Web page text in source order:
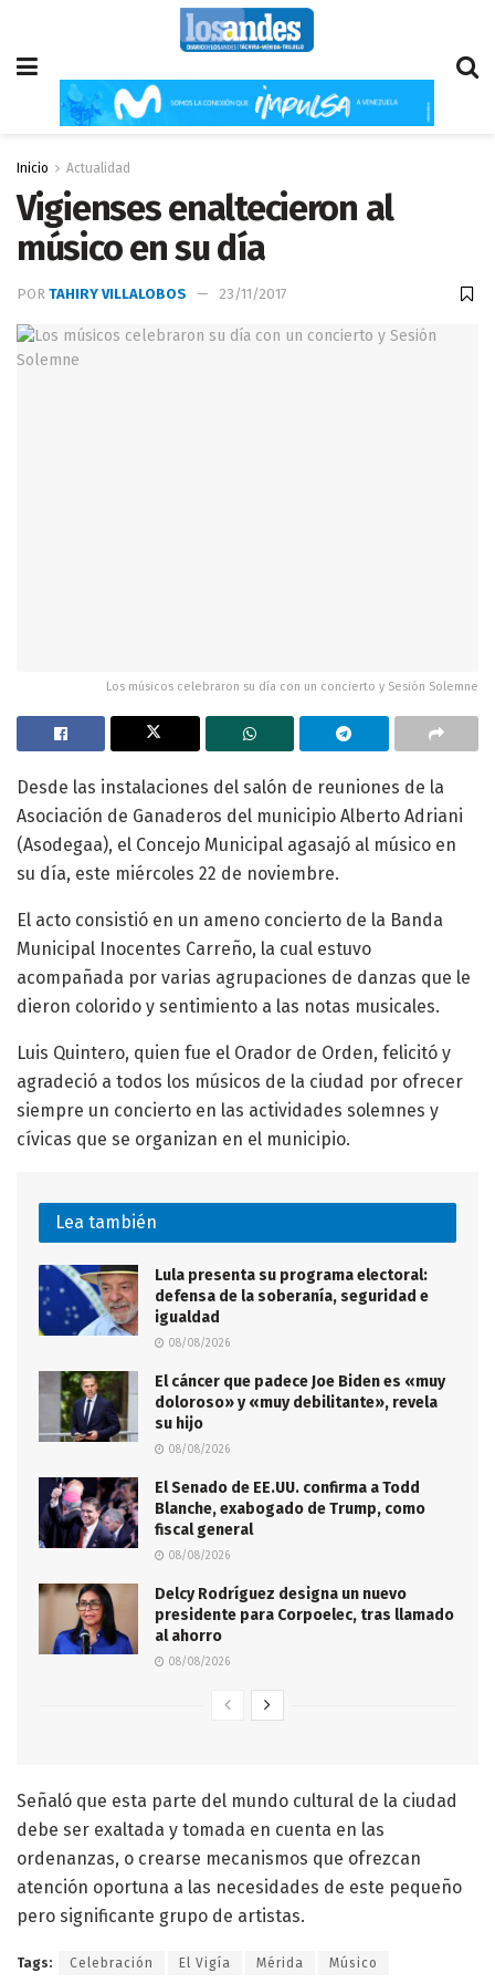
Inicio Actualidad
Vigienses enaltecieron al
músico en su día
POR TAHIRY VILLALOBOS 23/11/2017
Los músicos celebraron su día con un concierto y Sesión Solemne
Desde las instalaciones del salón de reuniones de la
Asociación de Ganaderos del municipio Alberto Adriani
(Asodegaa), el Concejo Municipal agasajó al músico en
su día, este miércoles 22 de noviembre.
El acto consistió en un ameno concierto de la Banda
Municipal Inocentes Carreño, la cual estuvo
acompañada por varias agrupaciones de danzas que le
dieron colorido y sentimiento a las notas musicales.
Luis Quintero, quien fue el Orador de Orden, felicitó y
agradeció a todos los músicos de la ciudad por ofrecer
siempre un concierto en las actividades solemnes y
cívicas que se organizan en el municipio.
Lea también
Lula presenta su programa electoral:
defensa de la soberanía, seguridad e
igualdad
08/08/2026
El cáncer que padece Joe Biden es «muy
doloroso» y «muy debilitante», revela
su hijo
08/08/2026
El Senado de EE.UU. confirma a Todd
Blanche, exabogado de Trump, como
fiscal general
08/08/2026
Delcy Rodríguez designa un nuevo
presidente para Corpoelec, tras llamado
al ahorro
08/08/2026
Señaló que esta parte del mundo cultural de la ciudad
debe ser exaltada y tomada en cuenta en las
ordenanzas, o crearse mecanismos que ofrezcan
atención oportuna a las necesidades de este pequeño
pero significante grupo de artistas.
Tags: Celebración El Vigía Mérida Músico